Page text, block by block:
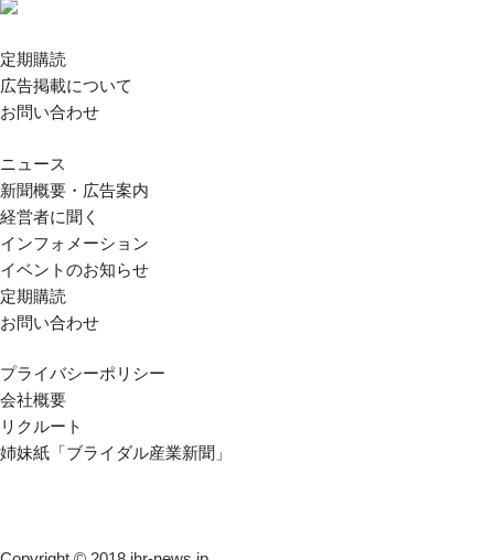
定期購読
広告掲載について
お問い合わせ
ニュース
新聞概要・広告案内
経営者に聞く
インフォメーション
イベントのお知らせ
定期購読
お問い合わせ
プライバシーポリシー
会社概要
リクルート
姉妹紙「ブライダル産業新聞」